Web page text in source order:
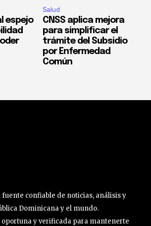
espejo
Salud
CNSS aplica mejora
para simplificar el
trámite del Subsidio
por Enfermedad
Común
fuente confiable de noticias, análisis y
Dominicana y el mundo.
y verificada para mantenerte